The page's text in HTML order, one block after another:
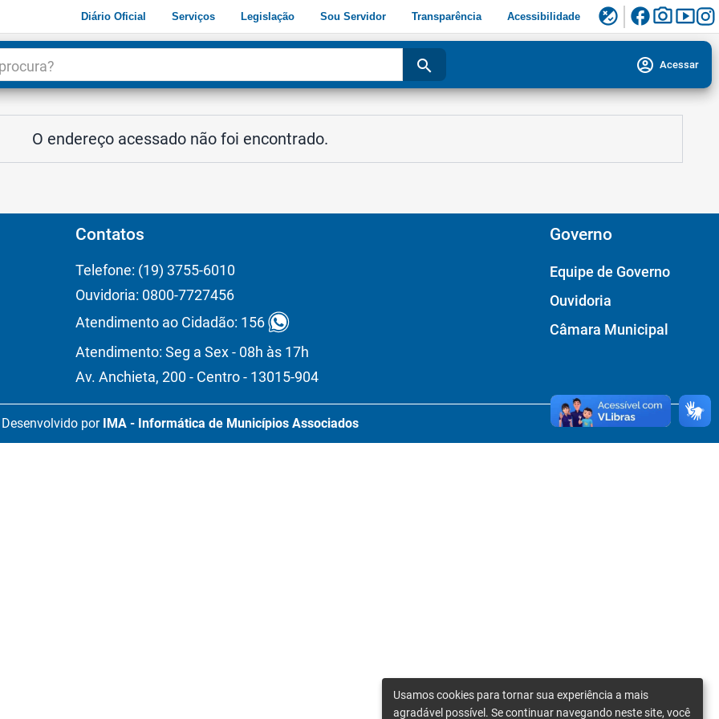
Diário Oficial Serviços Legislação Sou Servidor Transparência Acessibilidade flaky facebookphoto_camerasmart_display
search account_circle Acessar
O endereço acessado não foi encontrado.
Contatos
Telefone: (19) 3755-6010
Ouvidoria: 0800-7727456
Atendimento ao Cidadão: 156
Atendimento: Seg a Sex - 08h às 17h
Av. Anchieta, 200 - Centro - 13015-904
Governo
Equipe de Governo
Ouvidoria
Câmara Municipal
Desenvolvido por IMA - Informática de Municípios Associados
Usamos cookies para tornar sua experiência a mais
agradável possível. Se continuar navegando neste site, você